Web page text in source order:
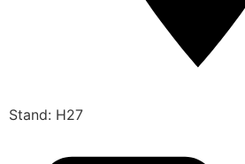
Stand: H27